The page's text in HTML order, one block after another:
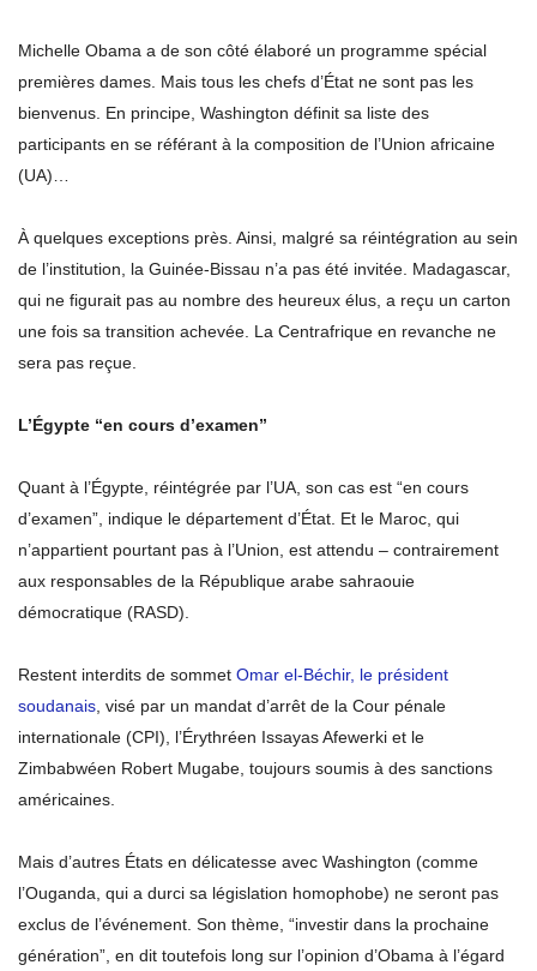
Michelle Obama a de son côté élaboré un programme spécial
premières dames. Mais tous les chefs d’État ne sont pas les
bienvenus. En principe, Washington définit sa liste des
participants en se référant à la composition de l’Union africaine
(UA)…
À quelques exceptions près. Ainsi, malgré sa réintégration au sein
de l’institution, la Guinée-Bissau n’a pas été invitée. Madagascar,
qui ne figurait pas au nombre des heureux élus, a reçu un carton
une fois sa transition achevée. La Centrafrique en revanche ne
sera pas reçue.
L’Égypte “en cours d’examen”
Quant à l’Égypte, réintégrée par l’UA, son cas est “en cours
d’examen”, indique le département d’État. Et le Maroc, qui
n’appartient pourtant pas à l’Union, est attendu – contrairement
aux responsables de la République arabe sahraouie
démocratique (RASD).
Restent interdits de sommet Omar el-Béchir, le président
soudanais, visé par un mandat d’arrêt de la Cour pénale
internationale (CPI), l’Érythréen Issayas Afewerki et le
Zimbabwéen Robert Mugabe, toujours soumis à des sanctions
américaines.
Mais d’autres États en délicatesse avec Washington (comme
l’Ouganda, qui a durci sa législation homophobe) ne seront pas
exclus de l’événement. Son thème, “investir dans la prochaine
génération”, en dit toutefois long sur l’opinion d’Obama à l’égard